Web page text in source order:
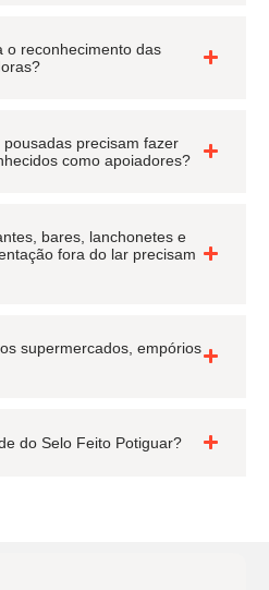
o reconhecimento das
precisam fazer
como apoiadores?
bares, lanchonetes e
fora do lar precisam
supermercados, empórios
do Selo Feito Potiguar?